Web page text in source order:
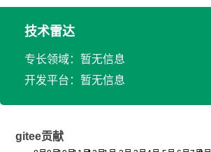
技术雷达
专长领域：暂无信息
开发平台：暂无信息
gitee贡献